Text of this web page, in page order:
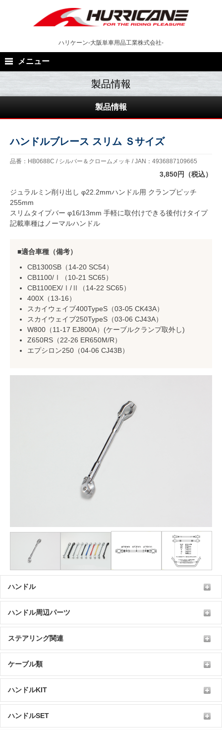
ハリケーン-大阪単車用品工業株式会社-
メニュー
製品情報
ハンドルブレース スリム Ｓサイズ
品番：HB0688C / シルバー＆クロームメッキ / JAN：4936887109665
3,850円（税込）
ジュラルミン削り出し φ22.2mmハンドル用 クランプピッチ
255mm
スリムタイプバー φ16/13mm 手軽に取付けできる後付けタイプ
記載車種はノーマルハンドル
適合車種（備考）
CB1300SB（14-20 SC54）
CB1100/Ⅰ（10-21 SC65）
CB1100EX/Ⅰ/Ⅱ（14-22 SC65）
400X（13-16）
スカイウェイブ400TypeS（03-05 CK43A）
スカイウェイブ250TypeS（03-06 CJ43A）
W800（11-17 EJ800A）(ケーブルクランプ取外し)
Z650RS（22-26 ER650M/R）
エプシロン250（04-06 CJ43B）
ハンドル
ハンドル周辺パーツ
ステアリング関連
ケーブル類
ハンドルKIT
ハンドルSET